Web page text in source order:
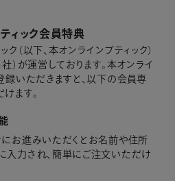
ィック会員特典
（以下、本オンラインブティック）
）が運営しております。本オンライ
録いただきますと、以下の会員専
ます。
にお進みいただくとお名前や住所
入力され、簡単にご注文いただけ